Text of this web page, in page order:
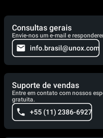
Consultas gerais
Envie-nos um e-mail e
info.brasil@unox.com
Suporte de vendas
Entre em contato com nossos
gratuita.
+55 (11) 2386-6927